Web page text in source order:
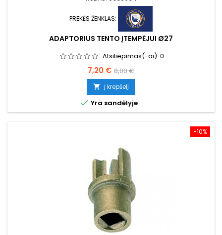
PREKĖS ŽENKLAS:
ADAPTORIUS TENTO ĮTEMPĖJUI Ø27
Atsiliepimas(-ai): 0
Kaina
7,20 € Bazinė
kaina
8,00 €
 Į krepšelį
 Yra sandėlyje
−10%